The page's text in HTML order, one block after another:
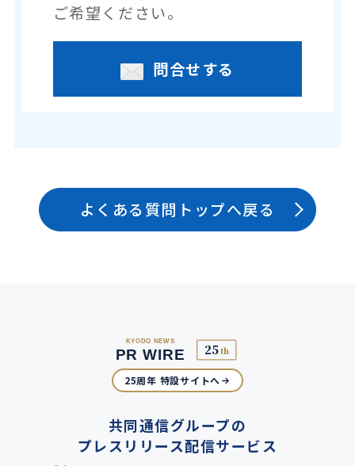
ご希望ください。
問合せする
よくある質問トップへ戻る
25周年 特設サイトへ
共同通信グループの
プレスリリース配信サービス